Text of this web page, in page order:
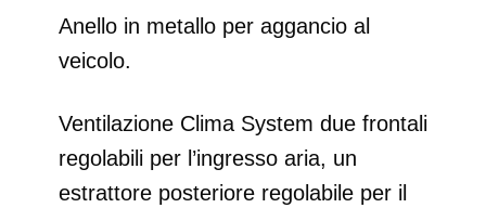
Anello in metallo per aggancio al
veicolo.
Ventilazione Clima System due frontali
regolabili per l’ingresso aria, un
estrattore posteriore regolabile per il